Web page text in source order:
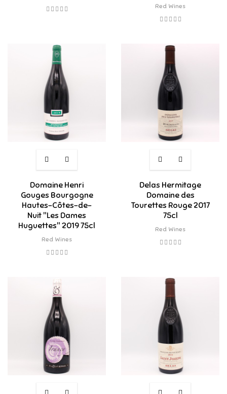
Red Wines
Domaine Henri
Gouges Bourgogne
Hautes-Côtes-de-
Nuit "Les Dames
Huguettes" 2019 75cl
Red Wines
Delas Hermitage
Domaine des
Tourettes Rouge 2017
75cl
Red Wines